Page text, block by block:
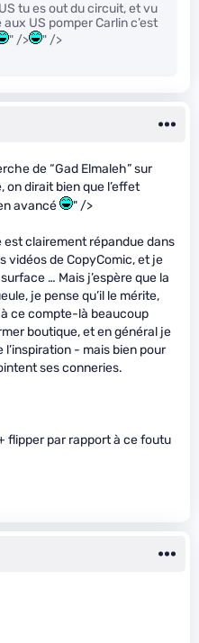
tu es out du circuit, et vu
US pomper Carlin c’est
" /> " />
de “Gad Elmaleh” sur
dirait bien que l’effet
avancé
" />
clairement répandue dans
vidéos de CopyComic, et je
… Mais j’espère que la
je pense qu’il le mérite,
ce compte-là beaucoup
boutique, et en général je
- mais bien pour
ses conneries.
flipper par rapport à ce foutu